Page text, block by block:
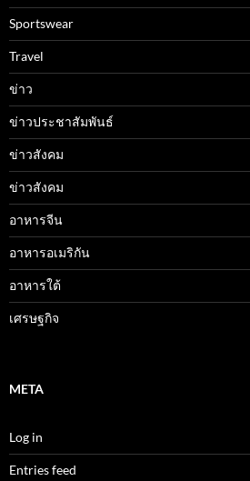
Sportswear
Travel
ข่าว
ข่าวประชาสัมพันธ์
ข่าวสังคม
ข่าวสังคม
อาหารจีน
อาหารอเมริกัน
อาหารใต้
เศรษฐกิจ
META
Log in
Entries feed